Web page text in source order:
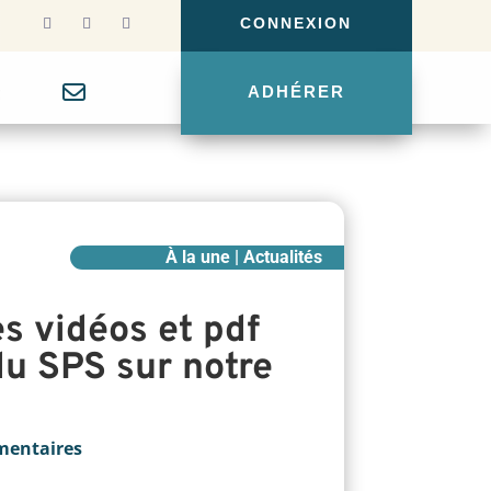
CONNEXION
ADHÉRER
À la une | Actualités
vidéos et pdf
SPS sur notre